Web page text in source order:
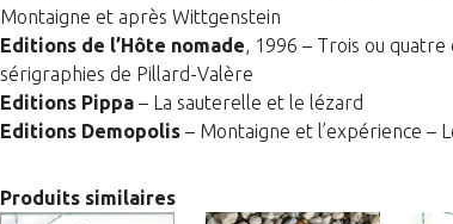
Montaigne et après Wittgenstein
Editions de l’Hôte nomade, 1996 – Trois ou quatre
sérigraphies de Pillard-Valère
Editions Pippa – La sauterelle et le lézard
Editions Demopolis – Montaigne et l’expérience –
Produits similaires